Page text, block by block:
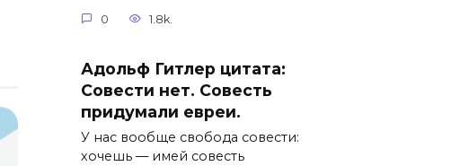
0 1.8k.
Адольф Гитлер цитата:
Совести нет. Совесть
придумали евреи.
У нас вообще свобода совести:
хочешь — имей совесть